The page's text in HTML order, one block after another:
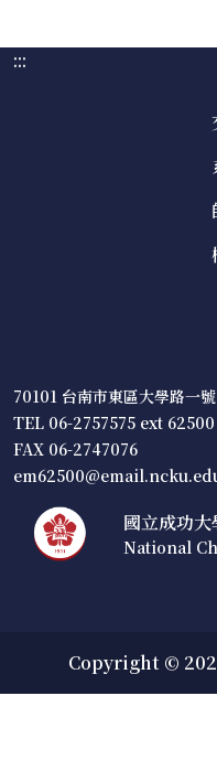
:::
70101 台南市東區大學路一號
TEL 06-2757575 ext 62500
FAX 06-2747076
國立成功大
National
Copyright ©